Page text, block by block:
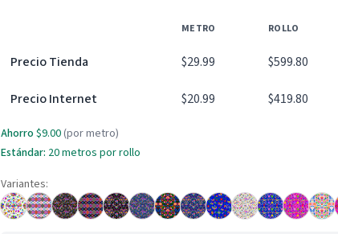
METRO ROLLO
Precio Tienda $29.99 $599.80
Precio Internet $20.99 $419.80
Ahorro $9.00 (por metro)
Estándar: 20 metros por rollo
Variantes: